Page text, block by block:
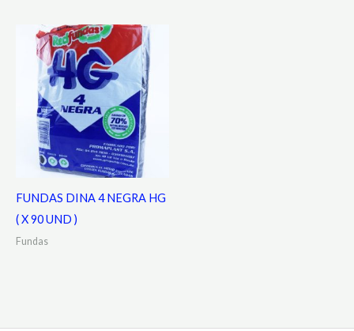
FUNDAS DINA 4 NEGRA HG
( X 90 UND )
Fundas